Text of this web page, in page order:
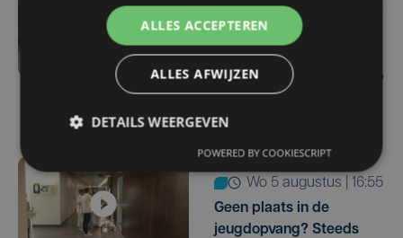
wo 5 augustus | 17:40
Gestolen BMW van
Ieperling duikt na oproep
op sociale media weer op
in Frankrijk
wo 5 augustus | 16:55
Geen plaats in de
jeugdopvang? Steeds
ALLES ACCEPTEREN
ALLES AFWIJZEN
DETAILS WEERGEVEN
POWERED BY COOKIESCRIPT